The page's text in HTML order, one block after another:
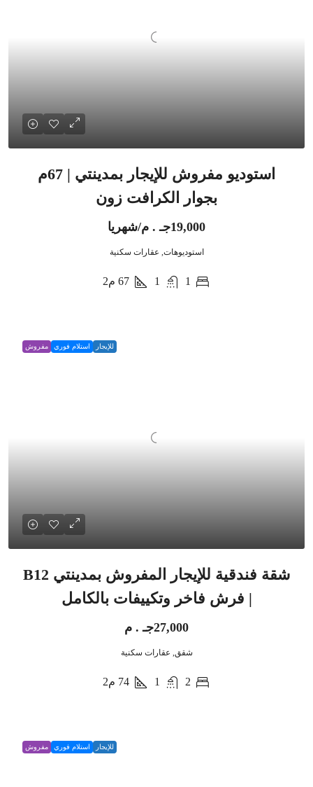
استوديو مفروش للإيجار بمدينتي | 67م
بجوار الكرافت زون
19,000جـ . م/شهريا
استوديوهات, عقارات سكنية
1
1
67 م2
للإيجار استلام فوري مفروش
شقة فندقية للإيجار المفروش بمدينتي B12
| فرش فاخر وتكييفات بالكامل
27,000جـ . م
شقق, عقارات سكنية
2
1
74 م2
للإيجار استلام فوري مفروش